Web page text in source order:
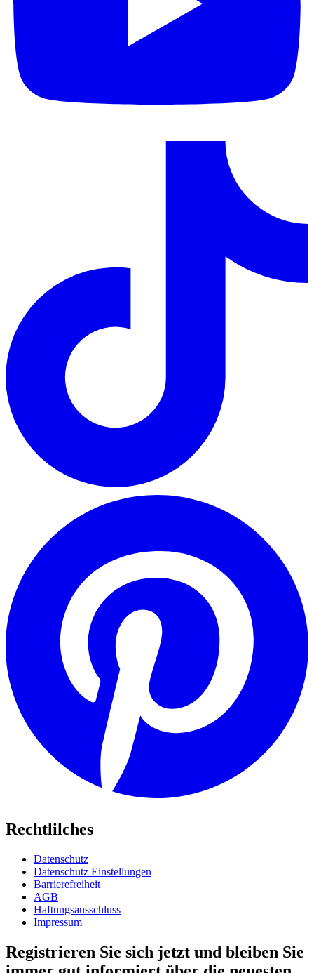
Rechtlilches
Datenschutz
Datenschutz Einstellungen
Barrierefreiheit
AGB
Haftungsausschluss
Impressum
Registrieren Sie sich jetzt und bleiben Sie